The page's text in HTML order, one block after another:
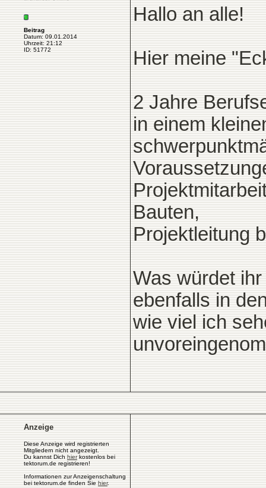
Beitrag
Datum: 09.01.2014
Uhrzeit: 21:12
ID: 51772
Hallo an alle!
Hier meine
2 Jahre
in einem
Bauten,
Projektleitung
Was würdet
ebenfalls in
wie viel ich
Anzeige
Diese Anzeige wird registrierten
Mitgliedern nicht angezeigt.
Du kannst Dich hierkostenlos bei
tektorum.de registrieren!
Informationen zur Anzeigenschaltung
bei tektorum.de finden Sie hier.